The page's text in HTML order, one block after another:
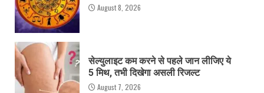
August 8, 2026
सेल्युलाइट कम करने से पहले जान लीजिए ये
5 मिथ, तभी दिखेगा असली रिजल्ट
August 7, 2026